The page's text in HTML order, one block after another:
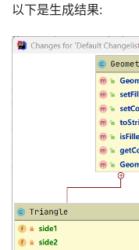
以下是生成结果: